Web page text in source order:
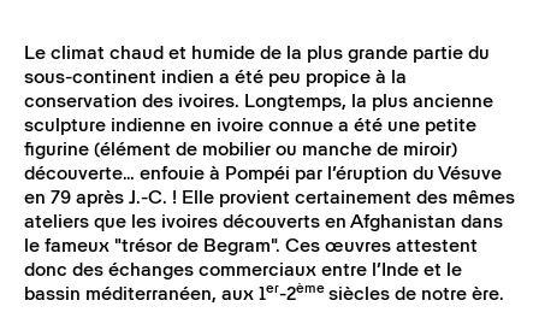
Le climat chaud et humide de la plus grande partie du
sous-continent indien a été peu propice à la
conservation des ivoires. Longtemps, la plus ancienne
sculpture indienne en ivoire connue a été une petite
figurine (élément de mobilier ou manche de miroir)
découverte… enfouie à Pompéi par l’éruption du Vésuve
en 79 après J.-C. ! Elle provient certainement des mêmes
ateliers que les ivoires découverts en Afghanistan dans
le fameux "trésor de Begram". Ces œuvres attestent
donc des échanges commerciaux entre l’Inde et le
bassin méditerranéen, aux 1er-2ème siècles de notre ère.